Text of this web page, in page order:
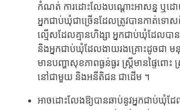
កំណត់ ​ការដោះលែង​បណ្ដោះអាសន្ន ​ឬដ
អ្នកជាប់ឃុំ​ជាច្រើន​ដែលត្រូវបាន​កាត់ទោ
ល្មើស​ដែលគ្មានហិង្សា​ អ្នកជាប់ឃុំ​ដែលប
និងអ្នកជាប់ឃុំ​ដែលងាយរងគ្រោះ​ដូចជា​ ម
មានបញ្ហា​សុខភាព​ធ្ងន់ធ្ងរ​ ស្រ្ដីមានផ្ទៃពោ
នៅជាមួយ​ និងអនីតិជន​ ជាដើម ។​
អាចដោះលែង​ឱ្យបានឆាប់​នូវអ្នកជាប់ឃុំ​ដែ